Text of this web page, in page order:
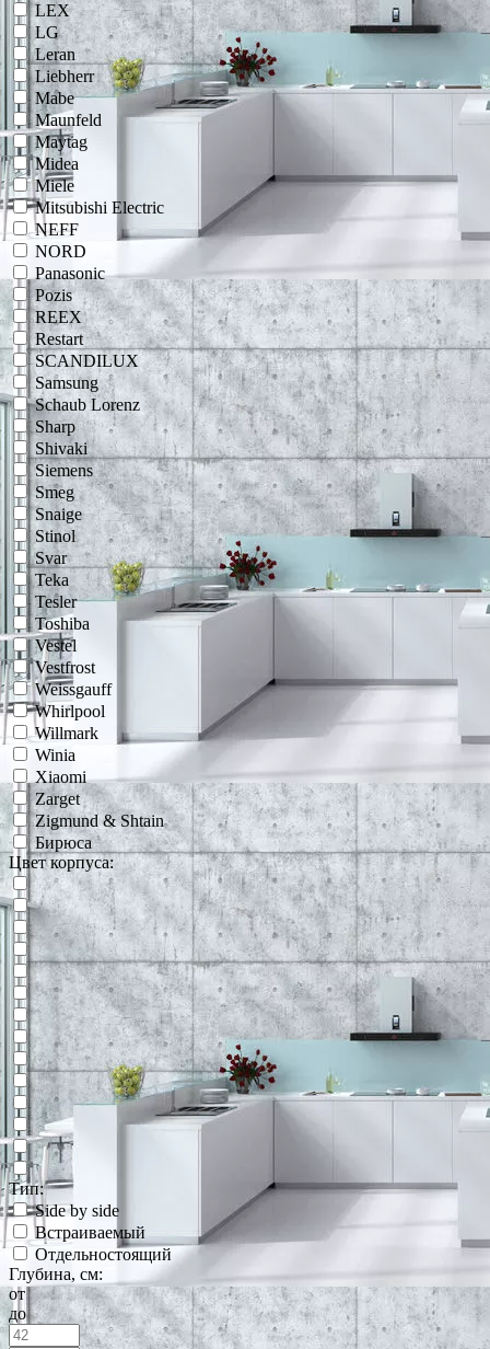
LEX
LG
Leran
Liebherr
Mabe
Maunfeld
Maytag
Midea
Miele
Mitsubishi Electric
NEFF
NORD
Panasonic
Pozis
REEX
Restart
SCANDILUX
Samsung
Schaub Lorenz
Sharp
Shivaki
Siemens
Smeg
Snaige
Stinol
Svar
Teka
Tesler
Toshiba
Vestel
Vestfrost
Weissgauff
Whirlpool
Willmark
Winia
Xiaomi
Zarget
Zigmund & Shtain
Бирюса
Цвет корпуса:
Тип:
Side by side
Встраиваемый
Отдельностоящий
Глубина, см:
от
до